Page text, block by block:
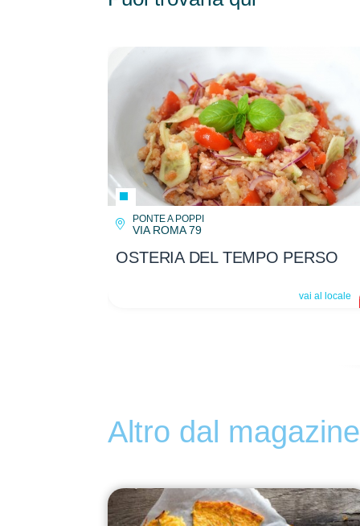
PONTE A POPPI
VIA ROMA 79
OSTERIA DEL TEMPO PERSO
vai al locale
Altro dal magazine